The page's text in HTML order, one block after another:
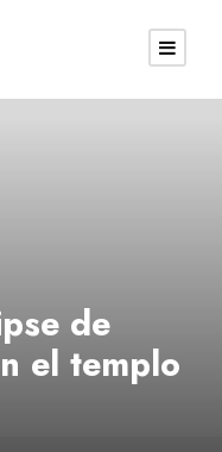
de
el templo